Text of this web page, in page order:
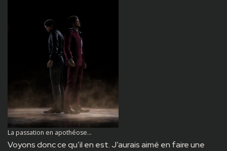
La passation en apothéose…
Voyons donc ce qu’il en est. J’aurais aimé en faire une